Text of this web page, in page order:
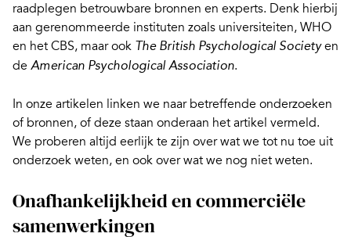
raadplegen betrouwbare bronnen en experts. Denk hierbij
aan gerenommeerde instituten zoals universiteiten, WHO
en het CBS, maar ook The British Psychological Societyen
de American Psychological Association.
In onze artikelen linken we naar betreffende onderzoeken
of bronnen, of deze staan onderaan het artikel vermeld.
We proberen altijd eerlijk te zijn over wat we tot nu toe uit
onderzoek weten, en ook over wat we nog niet weten.
Onafhankelijkheid en commerciële
samenwerkingen